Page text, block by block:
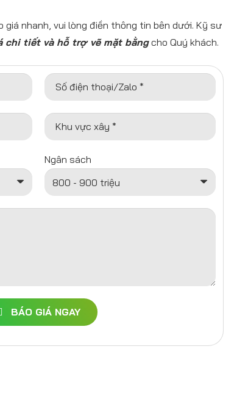
nhanh, vui lòng điền thông tin bên dưới. Kỹ sư
chi tiết và hỗ trợ vẽ mặt bằngcho Quý khách.
Số điện thoại/Zalo *
Khu vực xây *
Ngân sách
BÁO GIÁ NGAY